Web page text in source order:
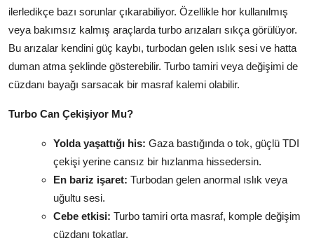
ilerledikçe bazı sorunlar çıkarabiliyor. Özellikle hor kullanılmış
veya bakımsız kalmış araçlarda turbo arızaları sıkça görülüyor.
Bu arızalar kendini güç kaybı, turbodan gelen ıslık sesi ve hatta
duman atma şeklinde gösterebilir. Turbo tamiri veya değişimi de
cüzdanı bayağı sarsacak bir masraf kalemi olabilir.
Turbo Can Çekişiyor Mu?
Yolda yaşattığı his: Gaza bastığında o tok, güçlü TDI
çekişi yerine cansız bir hızlanma hissedersin.
En bariz işaret: Turbodan gelen anormal ıslık veya
uğultu sesi.
Cebe etkisi: Turbo tamiri orta masraf, komple değişim
cüzdanı tokatlar.